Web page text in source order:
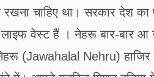
चाहिए था। सरकार देश का
वेस्ट हैं । नेहरू बार-बार
(Jawahalal Nehru) हाजिर